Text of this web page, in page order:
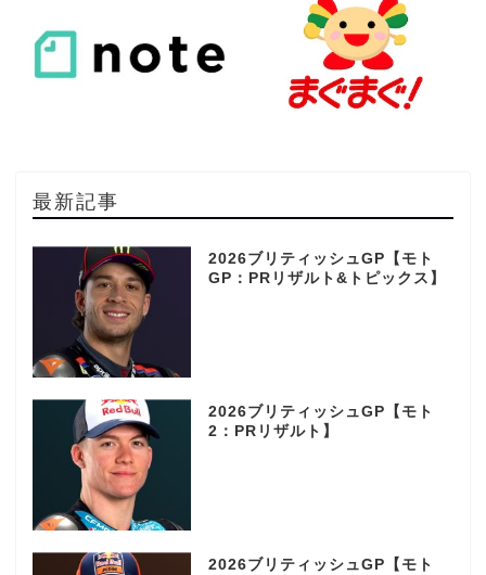
最新記事
2026ブリティッシュGP【モト
GP：PRリザルト&トピックス】
2026ブリティッシュGP【モト
2：PRリザルト】
2026ブリティッシュGP【モト